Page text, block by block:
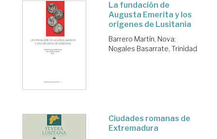
La fundación de
Augusta Emerita y los
orígenes de Lusitania
Barrero Martín, Nova;
Nogales Basarrate, Trinidad
Ciudades romanas de
Extremadura